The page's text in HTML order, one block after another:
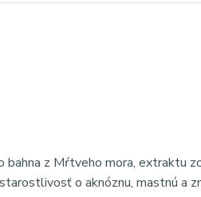
bahna z Mŕtveho mora, extraktu
o aknóznu, mastnú a